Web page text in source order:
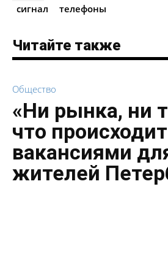
сигнал
телефоны
Читайте также
Общество
«Ни рынка, ни
что
вакансиями
жителей